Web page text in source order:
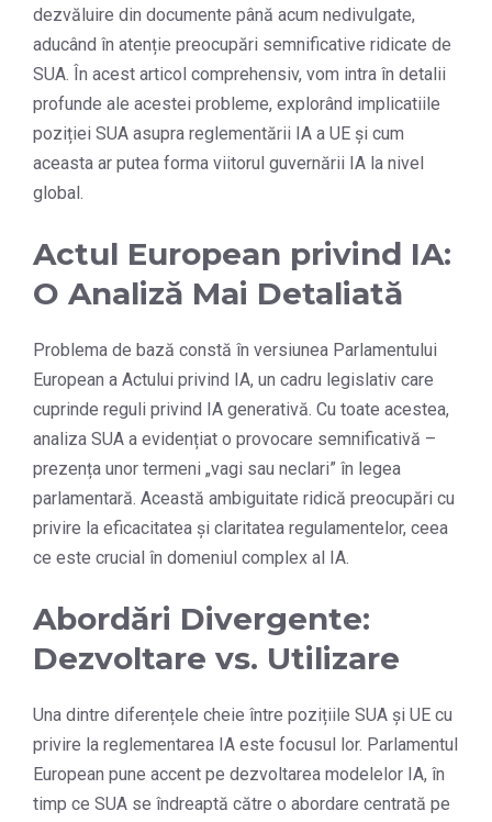
dezvăluire din documente până acum nedivulgate,
aducând în atenție preocupări semnificative ridicate de
SUA. În acest articol comprehensiv, vom intra în detalii
profunde ale acestei probleme, explorând implicatiile
poziției SUA asupra reglementării IA a UE și cum
aceasta ar putea forma viitorul guvernării IA la nivel
global.
Actul European privind IA:
O Analiză Mai Detaliată
Problema de bază constă în versiunea Parlamentului
European a Actului privind IA, un cadru legislativ care
cuprinde reguli privind IA generativă. Cu toate acestea,
analiza SUA a evidențiat o provocare semnificativă –
prezența unor termeni „vagi sau neclari” în legea
parlamentară. Această ambiguitate ridică preocupări cu
privire la eficacitatea și claritatea regulamentelor, ceea
ce este crucial în domeniul complex al IA.
Abordări Divergente:
Dezvoltare vs. Utilizare
Una dintre diferențele cheie între pozițiile SUA și UE cu
privire la reglementarea IA este focusul lor. Parlamentul
European pune accent pe dezvoltarea modelelor IA, în
timp ce SUA se îndreaptă către o abordare centrată pe